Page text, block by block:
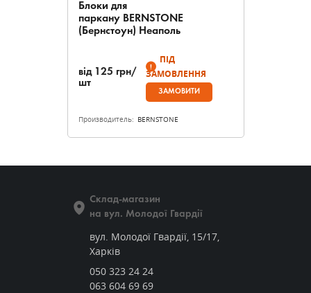
Блоки для
паркану BERNSTONE
(Бернстоун) Неаполь
від 125 грн/
шт
ПІД
ЗАМОВЛЕННЯ
ЗАМОВИТИ
Производитель: BERNSTONE
Склад-магазин
на вул. Молодої Гвардії
вул. Молодої Гвардії, 15/17,
Харків
050 323 24 24
063 604 69 69